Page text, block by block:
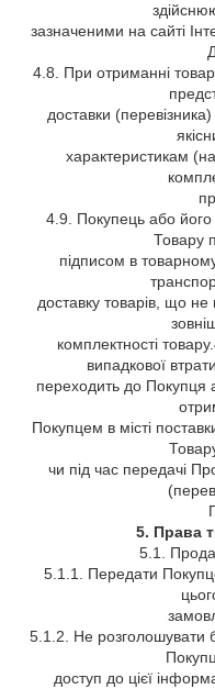
зазначеними на сайті
4.8. При отриманні
доставки (перевізника)
характеристикам
4.9. Покупець або
Товару
підписом в
доставку товарів, що не
комплектності
випадкової
переходить до Покупця
Покупцем в місті
чи під час передачі
5. Права
5.1.
5.1.1. Передати
5.1.2. Не розголошувати
доступ до цієї